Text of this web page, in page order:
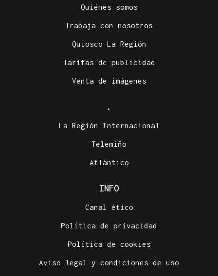
Quiénes somos
Trabaja con nosotros
Quiosco La Región
Tarifas de publicidad
Venta de imágenes
.
La Región Internacional
Telemiño
Atlántico
INFO
Canal ético
Política de privacidad
Política de cookies
Aviso legal y condiciones de uso